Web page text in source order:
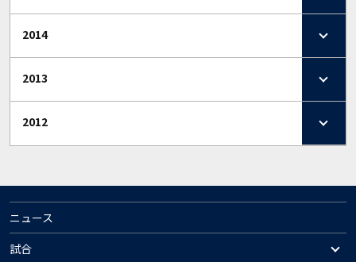
2014
2013
2012
ニュース
試合